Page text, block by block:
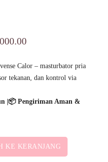
Calor – masturbator pria
tekanan, dan kontrol via
|📦 Pengiriman Aman &
KE KERANJANG